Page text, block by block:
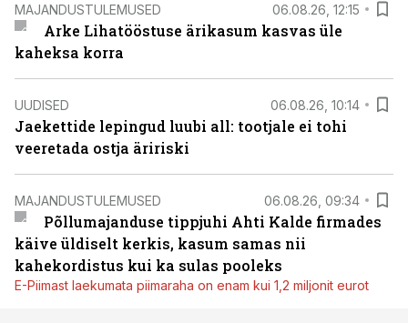
MAJANDUSTULEMUSED 06.08.26, 12:15
Arke Lihatööstuse ärikasum kasvas üle
kaheksa korra
UUDISED 06.08.26, 10:14
Jaekettide lepingud luubi all: tootjale ei tohi
veeretada ostja äririski
MAJANDUSTULEMUSED 06.08.26, 09:34
Põllumajanduse tippjuhi Ahti Kalde firmades
käive üldiselt kerkis, kasum samas nii
kahekordistus kui ka sulas pooleks
E-Piimast laekumata piimaraha on enam kui 1,2 miljonit eurot